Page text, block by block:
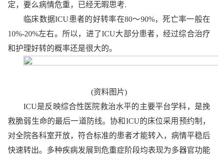
定，要么病情危重，已经无暇思考.
临床数据ICU患者的好转率在80～90%，死亡率一般在
10%-20%左右。所以，进了ICU大部分患者，经过综合治疗
和护理好转的概率还是很大的。
(资料图片)
ICU是反映综合性医院救治水平的主要平台学科，是挽
救脆弱生命的最后一道防线。协和ICU的床位采用预约制，
对全院各科室开放，符合标准的患者才能转入，病情平稳后
快速转出。多种疾病发展到危重症阶段均表现为多器官功能